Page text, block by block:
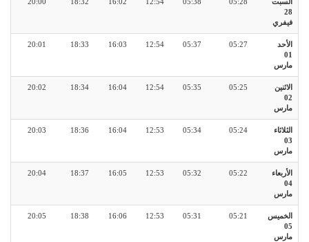
28
فيفري
الأحد
01
مارس
05:27
05:37
12:54
16:03
18:33
20:01
الاثنين
02
مارس
05:25
05:35
12:54
16:04
18:34
20:02
الثلاثاء
03
مارس
05:24
05:34
12:53
16:04
18:36
20:03
الأربعاء
04
مارس
05:22
05:32
12:53
16:05
18:37
20:04
الخميس
05
مارس
05:21
05:31
12:53
16:06
18:38
20:05